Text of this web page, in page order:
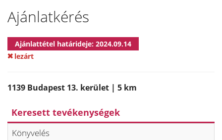
Ajánlatkérés
Ajánlattétel határideje: 2024.09.14
lezárt
1139 Budapest 13. kerület | 5 km
Keresett tevékenységek
Könyvelés